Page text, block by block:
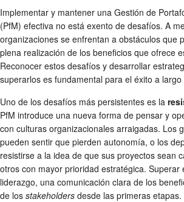
Implementar y mantener una Gestión de
(PfM) efectiva no está exento de desafíos. A
organizaciones se enfrentan a obstáculos que
plena realización de los beneficios que ofrece
Reconocer estos desafíos y desarrollar
superarlos es fundamental para el éxito a
Uno de los desafíos más persistentes es la
PfM introduce una nueva forma de pensar y
con culturas organizacionales arraigadas. Los
pueden sentir que pierden autonomía, o los
resistirse a la idea de que sus proyectos sean
otros con mayor prioridad estratégica.
liderazgo, una comunicación clara de los
de los stakeholders desde las primeras etapas.